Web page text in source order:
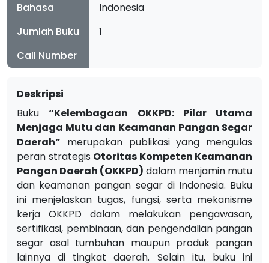
Bahasa
Indonesia
Jumlah Buku
1
Call Number
Deskripsi
Buku“Kelembagaan OKKPD: Pilar Utama
Menjaga Mutu dan Keamanan Pangan Segar
Daerah” merupakan publikasi yang mengulas
peran strategis Otoritas Kompeten Keamanan
Pangan Daerah (OKKPD) dalam menjamin mutu
dan keamanan pangan segar di Indonesia. Buku
ini menjelaskan tugas, fungsi, serta mekanisme
kerja OKKPD dalam melakukan pengawasan,
sertifikasi, pembinaan, dan pengendalian pangan
segar asal tumbuhan maupun produk pangan
lainnya di tingkat daerah. Selain itu, buku ini